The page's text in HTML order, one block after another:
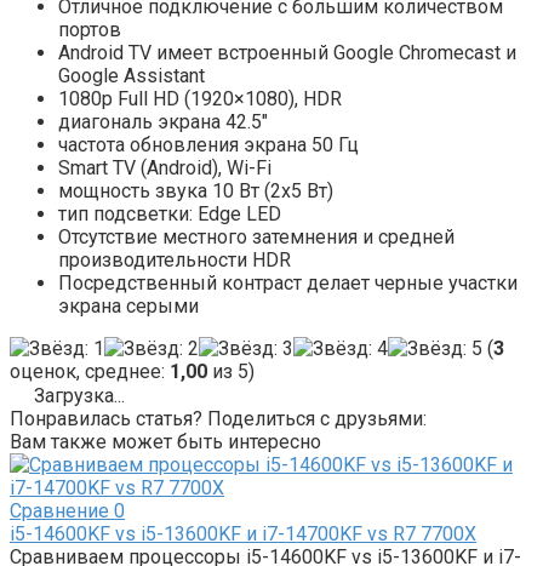
Отличное подключение с большим количеством
портов
Android TV имеет встроенный Google Chromecast и
Google Assistant
1080p Full HD (1920×1080), HDR
диагональ экрана 42.5″
частота обновления экрана 50 Гц
Smart TV (Android), Wi-Fi
мощность звука 10 Вт (2х5 Вт)
тип подсветки: Edge LED
Отсутствие местного затемнения и средней
производительности HDR
Посредственный контраст делает черные участки
экрана серыми
(3
оценок, среднее: 1,00 из 5)
Загрузка...
Понравилась статья? Поделиться с друзьями:
Вам также может быть интересно
Сравнение 0
i5-14600KF vs i5-13600KF и i7-14700KF vs R7 7700X
Сравниваем процессоры i5-14600KF vs i5-13600KF и i7-